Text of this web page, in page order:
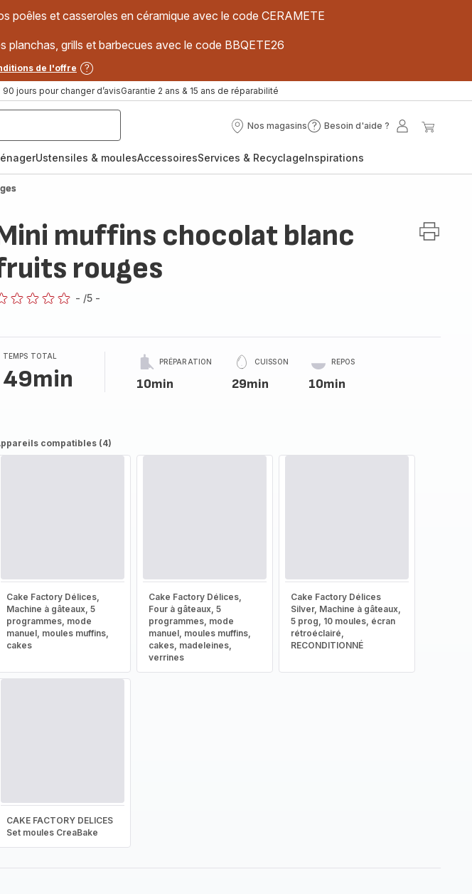
poêles et casseroles en céramique avec le code CERAMETE
planchas, grills et barbecues avec le code BBQETE26
de l'offre
90 jours pour changer d’avisGarantie 2 ans & 15 ans de réparabilité
Nos magasins
Nos
Besoin d'aide ?
Besoin
?
Mon
Ustensiles & moulesAccessoiresServices & RecyclageInspirations
muffins chocolat blanc
rouges
- /5 -
TEMPS TOTAL
49min
PRÉPARATION
10min
CUISSON
29min
REPOS
10min
compatibles (4)
Cake Factory Délices,
Machine à gâteaux, 5
programmes, mode
manuel, moules muffins,
cakes
Cake Factory Délices,
Four à gâteaux, 5
programmes, mode
manuel, moules muffins,
cakes, madeleines,
verrines
Cake Factory Délices
Silver, Machine à gâteaux,
5 prog, 10 moules, écran
rétroéclairé,
RECONDITIONNÉ
CAKE FACTORY DELICES
Set moules CreaBake